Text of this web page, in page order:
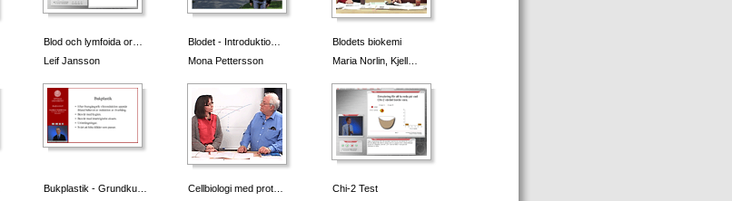
Blod och lymfoida or…
Leif Jansson
Blodet - Introduktio…
Mona Pettersson
Blodets biokemi
Maria Norlin, Kjell…
Bukplastik - Grundku…
Cellbiologi med prot…
Chi-2 Test